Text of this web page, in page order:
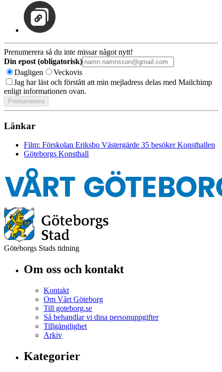
Prenumerera så du inte missar något nytt!
Din epost (obligatorisk)
Dagligen
Veckovis
Jag har läst och förstått att min mejladress delas med Mailchimp
enligt informationen ovan.
Länkar
Film: Förskolan Eriksbo Västergärde 35 besöker Konsthallen
Göteborgs Konsthall
Göteborgs Stads tidning
Om oss och kontakt
Kontakt
Om Vårt Göteborg
Till goteborg.se
Så behandlar vi dina personuppgifter
Tillgänglighet
Arkiv
Kategorier